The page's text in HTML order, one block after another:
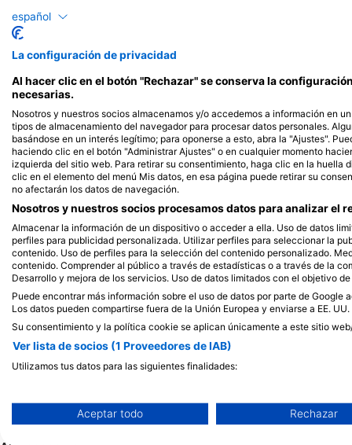
Alamy-WaterFrame
Morenas
223Avistamientos
J F M A M J J A S O N D J F M A M
Dive Centers que ofrecen servicios en
español
La configuración de privacidad
Al hacer clic en el botón "Rechazar" se conserva la
necesarias.
Nosotros y nuestros socios almacenamos y/o accedemos a información en
tipos de almacenamiento del navegador para procesar datos personales.
basándose en un interés legítimo; para oponerse a esto, abra la "Ajustes".
haciendo clic en el botón "Administrar Ajustes" o en cualquier momento
izquierda del sitio web. Para retirar su consentimiento, haga clic en la huella
clic en el elemento del menú Mis datos, en esa página puede retirar su
no afectarán los datos de navegación.
Nosotros y nuestros socios procesamos datos para analizar el
Almacenar la información de un dispositivo o acceder a ella. Uso de datos
perfiles para publicidad personalizada. Utilizar perfiles para seleccionar la
contenido. Uso de perfiles para la selección del contenido personalizado.
contenido. Comprender al público a través de estadísticas o a través de la
Desarrollo y mejora de los servicios. Uso de datos limitados con el objetivo
Puede encontrar más información sobre el uso de datos por parte de
Los datos pueden compartirse fuera de la Unión Europea y enviarse a EE. UU.
Su consentimiento y la política cookie se aplican únicamente a este sitio
Ver lista de socios (1 Proveedores de IAB)
Utilizamos tus datos para las siguientes finalidades:
Almacenar la información en un dispositivo y/o acceder a ella
Aceptar todo Rechazar